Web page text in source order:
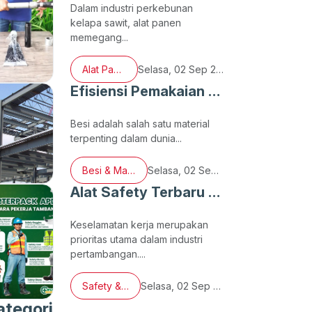
Dalam industri perkebunan
kelapa sawit, alat panen
memegang...
Alat Panen Selasa, 02 Sep 2025
Efisiensi Pemakaian Besi di Proyek Konstruksi
Besi adalah salah satu material
terpenting dalam dunia...
Besi & Material Selasa, 02 Sep 2025
Alat Safety Terbaru untuk Pekerja Tambang
Keselamatan kerja merupakan
prioritas utama dalam industri
pertambangan....
Safety & K3 Selasa, 02 Sep 2025